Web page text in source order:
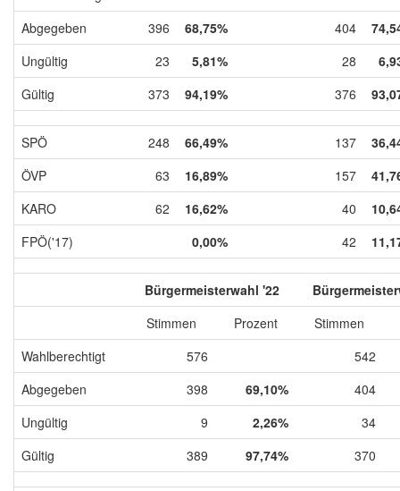
Abgegeben
396 68,75% 404
Ungültig
23 5,81% 28
Gültig
373 94,19% 376
SPÖ 248 66,49% 137
ÖVP
63 16,89% 157
KARO
62 16,62% 40
FPÖ('17)
0,00% 42
Bürgermeisterwahl '22
Stimmen
Prozent
Stimmen
Wahlberechtigt
576
542
Abgegeben
398 69,10%
404
Ungültig
9 2,26%
34
Gültig
389 97,74% 370